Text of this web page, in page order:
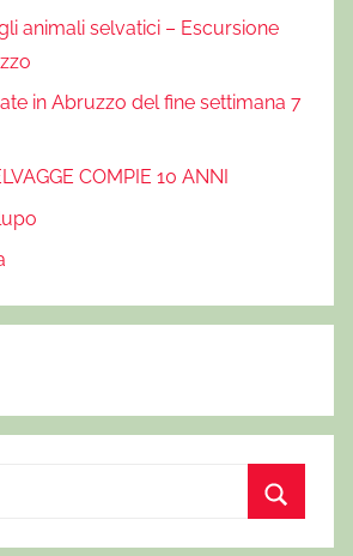
animali selvatici – Escursione
in Abruzzo del fine settimana 7
COMPIE 10 ANNI